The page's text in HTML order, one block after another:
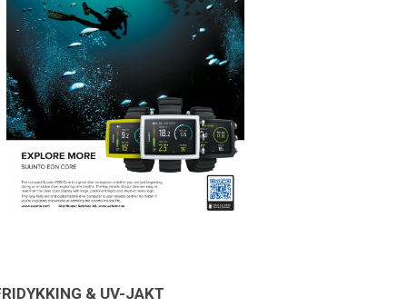
& UV-JAKT